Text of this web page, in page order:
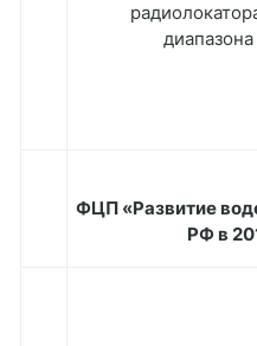
диапазона
ФЦП «Развитие
РФ в